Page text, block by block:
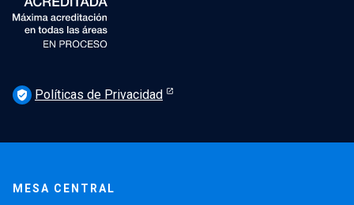
verified_user Políticas de Privacidad
MESA CENTRAL